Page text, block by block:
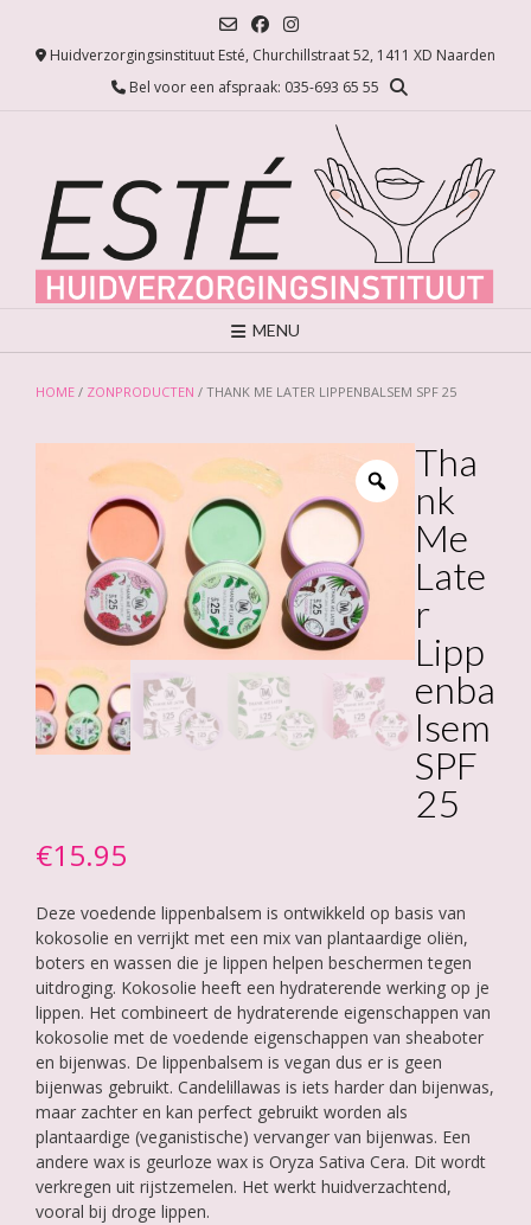
Huidverzorgingsinstituut Esté, Churchillstraat 52, 1411 XD Naarden
Bel voor een afspraak: 035-693 65 55
MENU
HOME / ZONPRODUCTEN / THANK ME LATER LIPPENBALSEM SPF 25
Tha
nk
Me
Late
r
Lipp
enba
lsem
SPF
25
€15.95
Deze voedende lippenbalsem is ontwikkeld op basis van
kokosolie en verrijkt met een mix van plantaardige oliën,
boters en wassen die je lippen helpen beschermen tegen
uitdroging. Kokosolie heeft een hydraterende werking op je
lippen. Het combineert de hydraterende eigenschappen van
kokosolie met de voedende eigenschappen van sheaboter
en bijenwas. De lippenbalsem is vegan dus er is geen
bijenwas gebruikt. Candelillawas is iets harder dan bijenwas,
maar zachter en kan perfect gebruikt worden als
plantaardige (veganistische) vervanger van bijenwas. Een
andere wax is geurloze wax is Oryza Sativa Cera. Dit wordt
verkregen uit rijstzemelen. Het werkt huidverzachtend,
vooral bij droge lippen.